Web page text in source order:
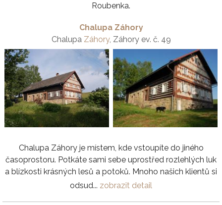
Roubenka.
Chalupa Záhory
Chalupa Záhory, Záhory ev. č. 49
Chalupa Záhory je místem, kde vstoupíte do jiného
časoprostoru. Potkáte sami sebe uprostřed rozlehlých luk
a blízkosti krásných lesů a potoků. Mnoho našich klientů si
odsud... zobrazit detail